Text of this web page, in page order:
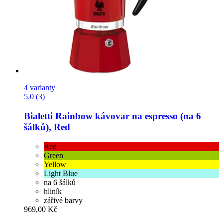
4 varianty
5.0 (3)
Bialetti Rainbow kávovar na espresso (na 6
šálků), Red
Red
Green
Yellow
Light Blue
na 6 šálků
hliník
zářivé barvy
969,00 Kč